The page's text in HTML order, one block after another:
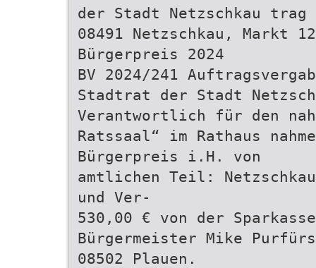
der Stadt Netzschkau trag
08491 Netzschkau, Markt
Bürgerpreis 2024
BV 2024/241
Stadtrat der Stadt
Verantwortlich für den
Ratssaal“ im Rathaus
Bürgerpreis i.H. von
amtlichen Teil:
und Ver-
530,00 € von der
Bürgermeister Mike
08502 Plauen.